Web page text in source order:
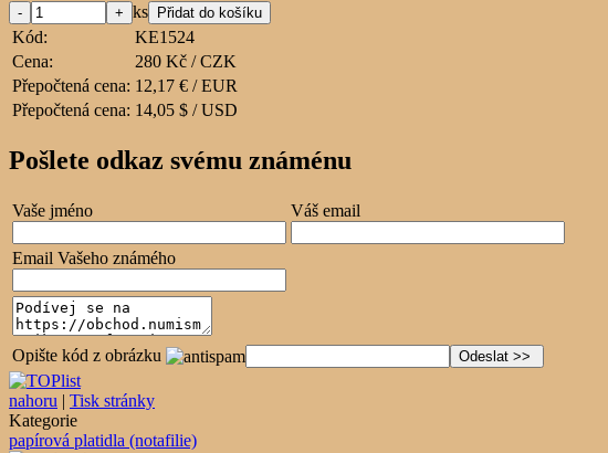
ks
Kód:
KE1524
Cena:
280 Kč / CZK
Přepočtená cena: 12,17 € / EUR
Přepočtená cena: 14,05 $ / USD
Pošlete odkaz svému známénu
Vaše jméno Váš email
Email Vašeho známého
Opište kód z obrázku
nahoru | Tisk stránky
Kategorie
papírová platidla (notafilie)